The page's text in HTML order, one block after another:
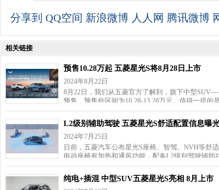
分享到 QQ空间 新浪微博 人人网 腾讯微博
相关链接
预售10.28万起 五菱星光S将8月28日上市
2024年8月22日
8月22日，我们从五菱官方了解到，旗下中型
预售，预售价区间为10.28-13.28万元。值得一提的
L2级别辅助驾驶 五菱星光S舒适配置信息曝
2024年7月25日
日前，五菱汽车公布星光S座椅、智驾、NVH等舒
电动座椅有加热和通风功能，配备L2级别驾驶辅
纯电+插混 中型SUV五菱星光S亮相 8月上市